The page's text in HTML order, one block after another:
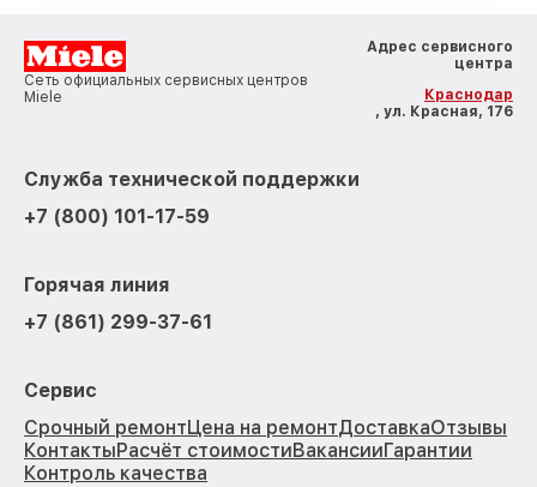
Сеть официальных сервисных центров
Miele
Адрес сервисного
центра
Краснодар
, ул. Красная, 176
Служба технической поддержки
+7 (800) 101-17-59
Горячая линия
+7 (861) 299-37-61
Сервис
Срочный ремонтЦена на ремонтДоставкаОтзывы
КонтактыРасчёт стоимостиВакансииГарантии
Контроль качества